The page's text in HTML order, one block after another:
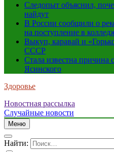
Следопыт объяснил,
найдут
В России сообщили о
на поступление в
Выкуп, каравай и
СССР
Стала известна причина
Ясинского
Здоровье
Новостная рассылка
Случайные новости
Меню
Найти: